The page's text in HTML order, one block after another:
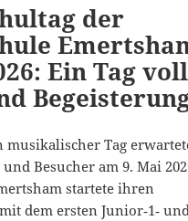
der
Ein Tag
musikalischer Tag
Besucher am 9. Mai
startete ihren
dem ersten Junior‑1‑ und